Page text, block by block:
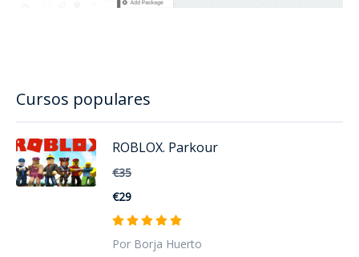
Cursos populares
ROBLOX. Parkour
€35
€29
Por Borja Huerto